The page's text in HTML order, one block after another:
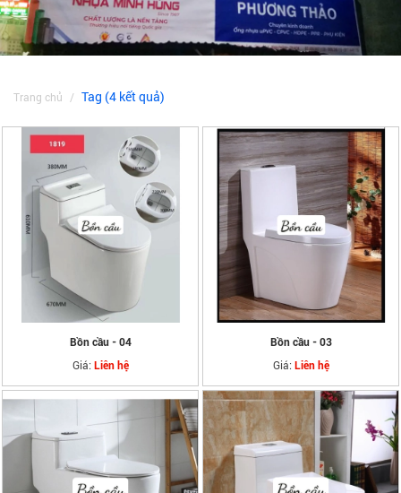
Trang chủ Tag (4 kết quả)
Bồn cầu - 04
Giá: Liên hệ
Bồn cầu - 03
Giá: Liên hệ